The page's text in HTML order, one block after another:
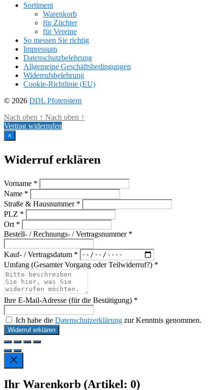
Sortiment
Warenkorb
für Züchter
für Vereine
So messen Sie richtig
Impressum
Datenschutzbelehrung
Allgemeine Geschäftsbedingungen
Widerrufsbelehrung
Cookie-Richtlinie (EU)
© 2026 DDL Pfotenstern
Nach oben ↑ Nach oben ↑
Vertrag widerrufen
×
Widerruf erklären
Vorname *
Name *
Straße & Hausnummer *
PLZ *
Ort *
Bestell- / Rechnungs- / Vertragsnummer *
Kauf- / Vertragsdatum *
Umfang (Gesamter Vorgang oder Teilwiderruf?) *
Ihre E-Mail-Adresse (für die Bestätigung) *
Ich habe die Datenschutzerklärung zur Kenntnis genommen.
Widerruf erklären
Ihr Warenkorb (Artikel: 0)